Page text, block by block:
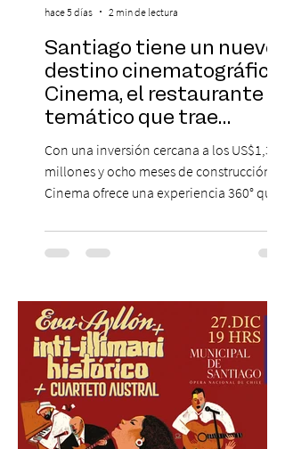
Santiago tiene un nuevo
destino cinematográfico:
Cinema, el restaurante
temático que trae
Hollywood a Chile
Con una inversión cercana a los US$1,3
millones y ocho meses de construcción,
Cinema ofrece una experiencia 360° que
cinematográfica y actores en vivo,
recreando algunos de los universos más
una nueva atracción a su oferta
gastronómica y turística con la apertura de
Cinema, un restaurante temático
inspirado en el concepto de un museo de
Hollywood, que promete transportar a sus
visitantes a distintos
hace 5 días 2 min de lectura